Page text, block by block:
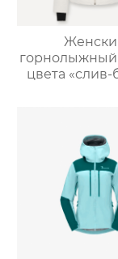
горнолыжный
цвета